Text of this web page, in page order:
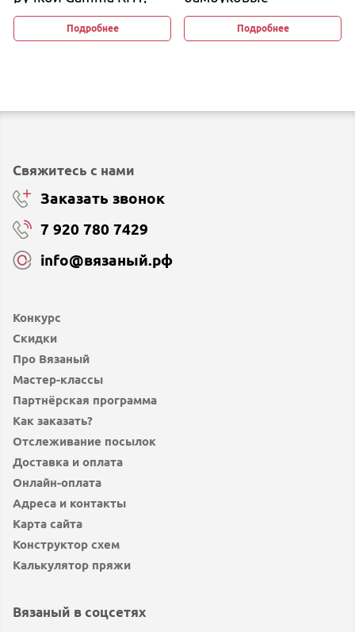
14,5 см
Подробнее Подробнее
Конкурс
Скидки
Про Вязаный
Мастер-классы
Партнёрская программа
Как заказать?
Отслеживание посылок
Доставка и оплата
Онлайн-оплата
Адреса и контакты
Карта сайта
Конструктор схем
Калькулятор пряжи
Свяжитесь с нами
Заказать звонок
7 920 780 7429
info@вязаный.рф
Вязаный в соцсетях